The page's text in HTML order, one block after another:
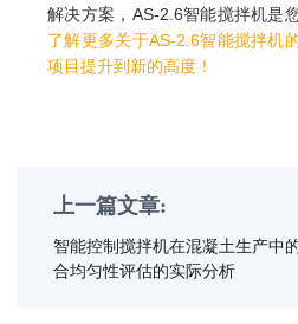
解决方案，AS-2.6智能搅拌机是
了解更多关于AS-2.6智能搅拌机
项目提升到新的高度！
上一篇文章:
智能控制搅拌机在混凝土生产中
合均匀性评估的实际分析